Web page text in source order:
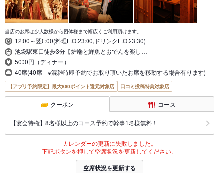
当店のお席は少人数様から団体様まで幅広くご利用頂けます。
12:00～翌0:00(料理L.O.23:00,ドリンクL.O.23:30)
池袋駅東口徒歩3分【炉端と鮮魚とおでんを楽し…
5000円（ディナー）
40席(40席 ※混雑時即予約でお取り頂いたお席を移動する場合有ります)
【アプリ予約限定】最大800ポイント還元対象店 口コミ投稿特典対象店
クーポン コース
【宴会特権】8名様以上のコース予約で幹事1名様無料！
カレンダーの更新に失敗しました。
下記ボタンを押して空席状況を更新してください。
空席状況を更新する